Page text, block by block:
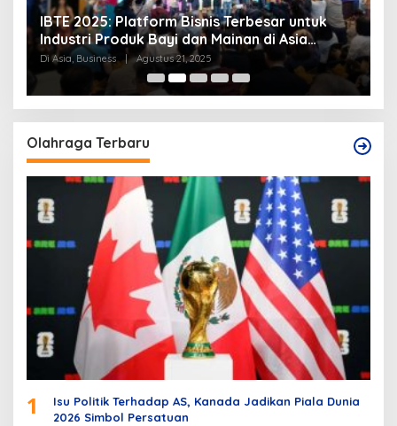
IBTE 2025: Platform Bisnis Terbesar untuk
Industri Produk Bayi dan Mainan di Asia
Tenggara
Di Asia, Business | Agustus 21, 2025
Olahraga Terbaru
1
Isu Politik Terhadap AS, Kanada Jadikan Piala Dunia
2026 Simbol Persatuan